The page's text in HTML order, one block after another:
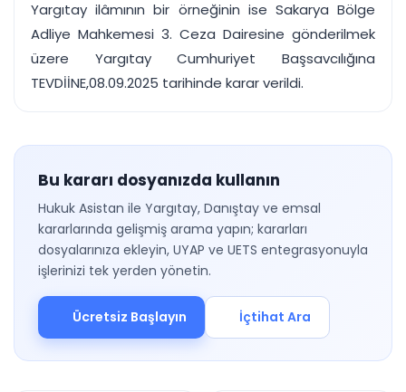
Yargıtay ilâmının bir örneğinin ise Sakarya Bölge
Adliye Mahkemesi 3. Ceza Dairesine gönderilmek
üzere Yargıtay Cumhuriyet Başsavcılığına
TEVDİİNE,08.09.2025 tarihinde karar verildi.
Bu kararı dosyanızda kullanın
Hukuk Asistan ile Yargıtay, Danıştay ve emsal
kararlarında gelişmiş arama yapın; kararları
dosyalarınıza ekleyin, UYAP ve UETS entegrasyonuyla
işlerinizi tek yerden yönetin.
Ücretsiz Başlayın İçtihat Ara